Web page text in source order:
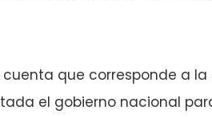
que corresponde a
el gobierno nacional